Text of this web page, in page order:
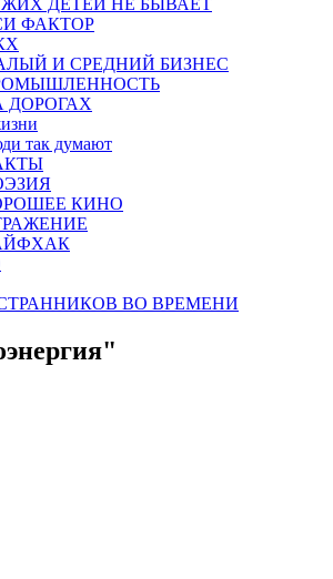
ДЕТЕЙ НЕ БЫВАЕТ
ФАКТОР
И СРЕДНИЙ БИЗНЕС
ДОРОГАХ
так думают
КИНО
ВО ВРЕМЕНИ